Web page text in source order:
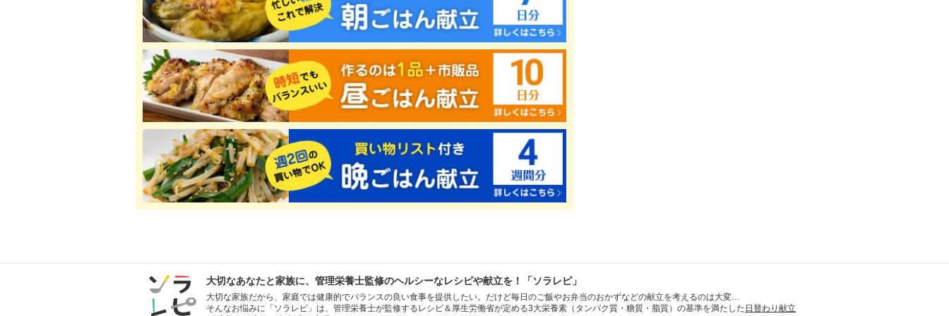
大切なあなたと家族に、管理栄養士監修のヘルシーなレシピや献立を！「ソラレピ」
大切な家族だから、家庭では健康的でバランスの良い食事を提供したい。だけど毎日のご飯やお弁当のおかずなどの献立を考えるのは大変…
そんなお悩みに「ソラレピ」は、管理栄養士が監修するレシピ＆厚生労働省が定める3大栄養素（タンパク質・糖質・脂質）の基準を満たした 日替わり献立